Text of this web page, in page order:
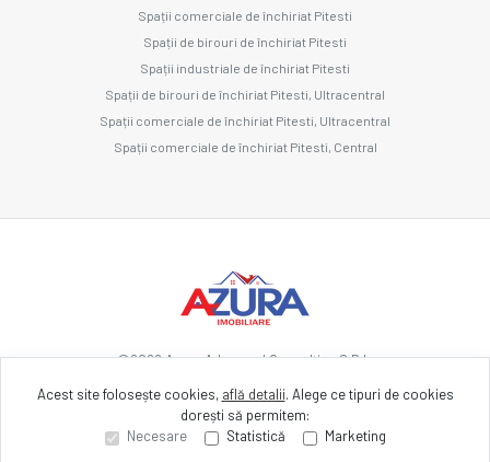
Spații comerciale de închiriat Pitesti
Spații de birouri de închiriat Pitesti
Spații industriale de închiriat Pitesti
Spații de birouri de închiriat Pitesti, Ultracentral
Spații comerciale de închiriat Pitesti, Ultracentral
Spații comerciale de închiriat Pitesti, Central
©2026Azura Advanced Consulting S.R.L.
Site creat în
Acest site folosește cookies, află detalii. Alege ce tipuri de cookies
dorești să permitem:
Necesare
Statistică Marketing